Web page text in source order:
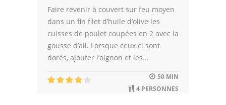
Faire revenir à couvert sur feu moyen
dans un fin filet d’huile d’olive les
cuisses de poulet coupées en 2 avec la
gousse d’ail. Lorsque ceux ci sont
dorés, ajouter l’oignon et les...
50 MIN
4 PERSONNES